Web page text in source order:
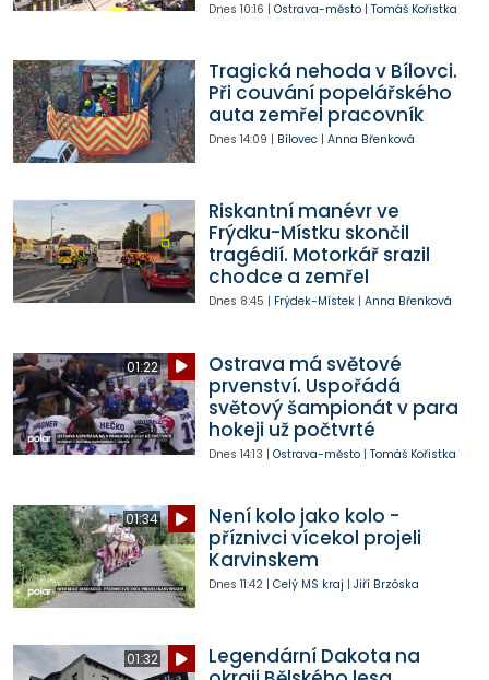
Dnes 10:16 | Ostrava-město| Tomáš Kořistka
Tragická nehoda v Bílovci.
Při couvání popelářského
auta zemřel pracovník
Dnes 14:09 | Bílovec| Anna Břenková
Riskantní manévr ve
Frýdku-Místku skončil
tragédií. Motorkář srazil
chodce a zemřel
Dnes 8:45 | Frýdek-Místek| Anna Břenková
01:22
Ostrava má světové
prvenství. Uspořádá
světový šampionát v para
hokeji už počtvrté
Dnes 14:13 | Ostrava-město| Tomáš Kořistka
01:34
Není kolo jako kolo -
příznivci vícekol projeli
Karvinskem
Dnes 11:42| Celý MS kraj | Jiří Brzóska
01:32
Legendární Dakota na